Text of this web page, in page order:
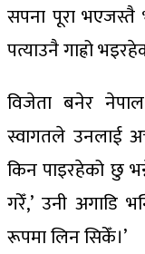
सपना पूरा भएजस्तै
पत्याउनै गाह्रो
विजेता बनेर
स्वागतले उनलाई
किन पाइरहेको छु
गरेँ,’ उनी अगाडि
रूपमा लिन सिकेँ।’